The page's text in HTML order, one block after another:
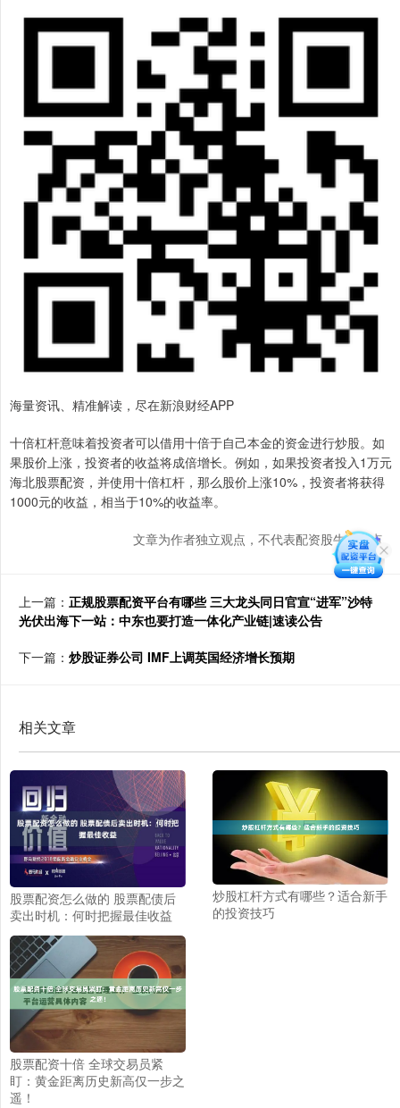
海量资讯、精准解读，尽在新浪财经APP
十倍杠杆意味着投资者可以借用十倍于自己本金的资金进行炒股。如
果股价上涨，投资者的收益将成倍增长。例如，如果投资者投入1万元
海北股票配资，并使用十倍杠杆，那么股价上涨10%，投资者将获得
1000元的收益，相当于10%的收益率。
文章为作者独立观点，不代表配资股牛网观点
上一篇： 正规股票配资平台有哪些 三大龙头同日官宣“进军”沙特
光伏出海下一站：中东也要打造一体化产业链|速读公告
下一篇： 炒股证券公司 IMF上调英国经济增长预期
相关文章
股票配资怎么做的 股票配债后
卖出时机：何时把握最佳收益
炒股杠杆方式有哪些？适合新手
的投资技巧
股票配资十倍 全球交易员紧
盯：黄金距离历史新高仅一步之
遥！